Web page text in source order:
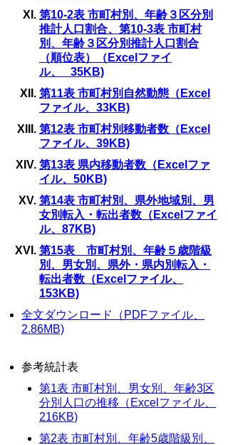
第10-2表 市町村別、年齢３区分別
推計人口割合、第10-3表 市町村
別、年齢３区分別推計人口割合
（順位表）（Excelファイ
ル、 35KB)
第11表 市町村別自然動態（Excel
ファイル、33KB)
第12表 市町村別移動者数（Excel
ファイル、39KB)
第13表 県内移動者数（Excelファ
イル、50KB)
第14表 市町村別、県外地域別、男
女別転入・転出者数（Excelファイ
ル、87KB)
第15表 市町村別、年齢５歳階級
別、男女別、県外・県内別転入・
転出者数（Excelファイル、
153KB)
全文ダウンロード（PDFファイル、
2.86MB)
参考統計表
第1表 市町村別、男女別、年齢3区
分別人口の推移（Excelファイル、
216KB)
第2表 市町村別、年齢5歳階級別、